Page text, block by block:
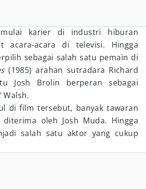
karier di industri hiburan
acara-acara di televisi. Hingga
sebagai salah satu pemain di
(1985) arahan sutradara Richard
Josh Brolin berperan sebagai
di film tersebut, banyak tawaran
oleh Josh Muda. Hingga
salah satu aktor yang cukup